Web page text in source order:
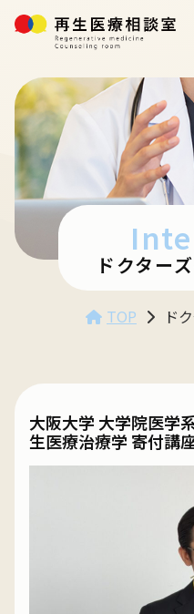
ドクター
TOP ド
大阪大学 大学院医学
生医療治療学 寄付講